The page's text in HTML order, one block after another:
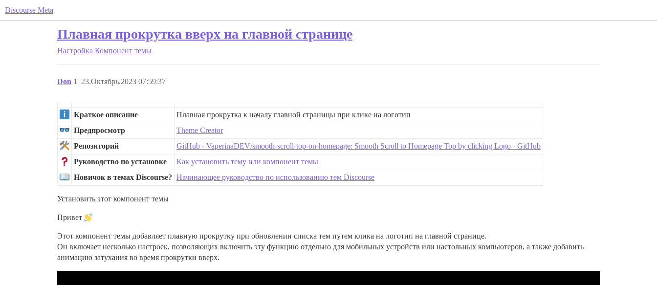
Discourse Meta
Плавная прокрутка вверх на главной странице
Настройка Компонент темы
Don 23.Октябрь.2023 07:59:37
1
Краткое описание
Плавная прокрутка к началу главной страницы при клике на логотип
Предпросмотр
Theme Creator
Репозиторий
GitHub - VaperinaDEV/smooth-scroll-top-on-homepage: Smooth Scroll to Homepage Top by clicking Logo · GitHub
Руководство по установке
Как установить тему или компонент темы
Новичок в темах Discourse? Начинающее руководство по использованию тем Discourse
Установить этот компонент темы
Привет
Этот компонент темы добавляет плавную прокрутку при обновлении списка тем путем клика на логотип на главной странице.
Он включает несколько настроек, позволяющих включить эту функцию отдельно для мобильных устройств или настольных компьютеров, а также добавить
анимацию затухания во время прокрутки вверх.